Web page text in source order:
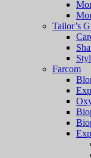
Tailor’s
Farcom